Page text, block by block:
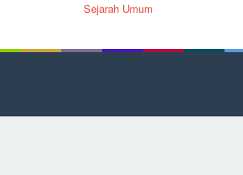
Sejarah Umum